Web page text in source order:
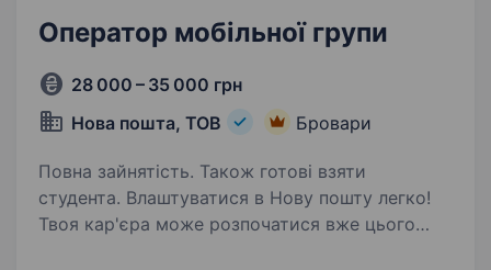
Оператор мобільної групи
28 000 – 35 000 грн
Нова пошта, ТОВ
Бровари
Повна зайнятість. Також готові взяти
студента. Влаштуватися в Нову пошту легко!
Твоя кар'єра може розпочатися вже цього